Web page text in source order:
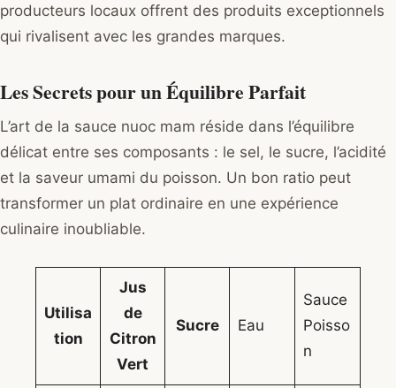
producteurs locaux offrent des produits exceptionnels
qui rivalisent avec les grandes marques.
Les Secrets pour un Équilibre Parfait
L’art de la sauce nuoc mam réside dans l’équilibre
délicat entre ses composants : le sel, le sucre, l’acidité
et la saveur umami du poisson. Un bon ratio peut
transformer un plat ordinaire en une expérience
culinaire inoubliable.
Utilisa
tion
Jus
de
Citron
Vert
Sucre Eau
Sauce
Poisso
n